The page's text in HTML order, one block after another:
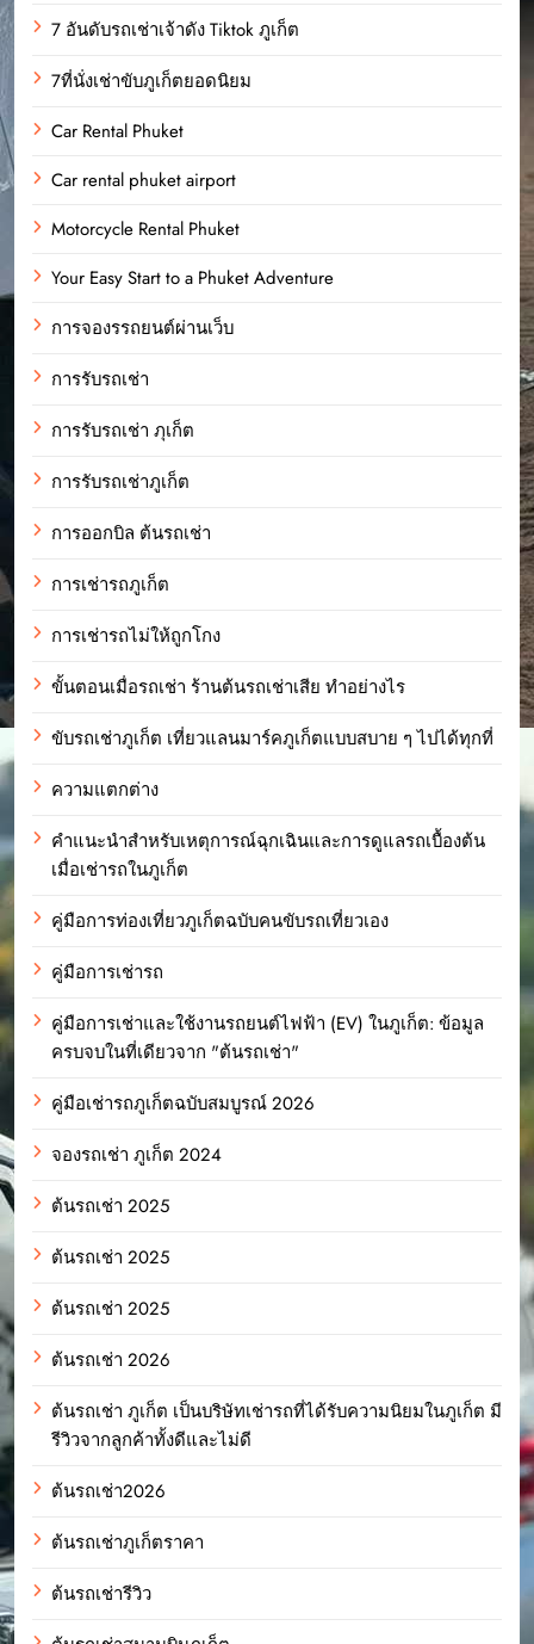
7 อันดับรถเช่าเจ้าดัง Tiktok ภูเก็ต
7ที่นั่งเช่าขับภูเก็ตยอดนิยม
Car Rental Phuket
Car rental phuket airport
Motorcycle Rental Phuket
Your Easy Start to a Phuket Adventure
การจองรรถยนต์ผ่านเว็บ
การรับรถเช่า
การรับรถเช่า ภุเก็ต
การรับรถเช่าภูเก็ต
การออกบิล ต้นรถเช่า
การเช่ารถภูเก็ต
การเช่ารถไม่ให้ถูกโกง
ขั้นตอนเมื่อรถเช่า ร้านต้นรถเช่าเสีย ทำอย่างไร
ขับรถเช่าภูเก็ต เที่ยวแลนมาร์คภูเก็ตแบบสบาย ๆ ไปได้ทุกที่
ความแตกต่าง
คำแนะนำสำหรับเหตุการณ์ฉุกเฉินและการดูแลรถเบื้องต้น
เมื่อเช่ารถในภูเก็ต
คู่มือการท่องเที่ยวภูเก็ตฉบับคนขับรถเที่ยวเอง
คู่มือการเช่ารถ
คู่มือการเช่าและใช้งานรถยนต์ไฟฟ้า (EV) ในภูเก็ต: ข้อมูล
ครบจบในที่เดียวจาก "ต้นรถเช่า"
คู่มือเช่ารถภูเก็ตฉบับสมบูรณ์ 2026
จองรถเช่า ภูเก็ต 2024
ต้นรถเช่า 2025
ต้นรถเช่า 2025
ต้นรถเช่า 2025
ต้นรถเช่า 2026
ต้นรถเช่า ภูเก็ต เป็นบริษัทเช่ารถที่ได้รับความนิยมในภูเก็ต มี
รีวิวจากลูกค้าทั้งดีและไม่ดี
ต้นรถเช่า2026
ต้นรถเช่าภูเก็ตราคา
ต้นรถเช่ารีวิว